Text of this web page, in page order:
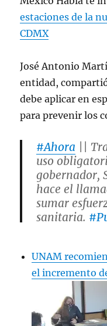
estaciones de la
CDMX
José Antonio
entidad,
debe aplicar en
para prevenir los
#Ahora ||
uso
gobernador,
hace el
sumar
sanitaria.
— Juan
UNAM
el incremento